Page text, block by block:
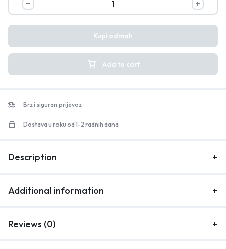
Add to cart
Kupi odmah
Brz i siguran prijevoz
Dostava u roku od 1-2 radnih dana
Description
Additional information
Reviews (0)